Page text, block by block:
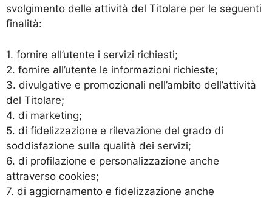
svolgimento delle attività del Titolare per le seguenti
finalità:
1. fornire all’utente i servizi richiesti;
2. fornire all’utente le informazioni richieste;
3. divulgative e promozionali nell’ambito dell’attività
del Titolare;
4. di marketing;
5. di fidelizzazione e rilevazione del grado di
soddisfazione sulla qualità dei servizi;
6. di profilazione e personalizzazione anche
attraverso cookies;
7. di aggiornamento e fidelizzazione anche